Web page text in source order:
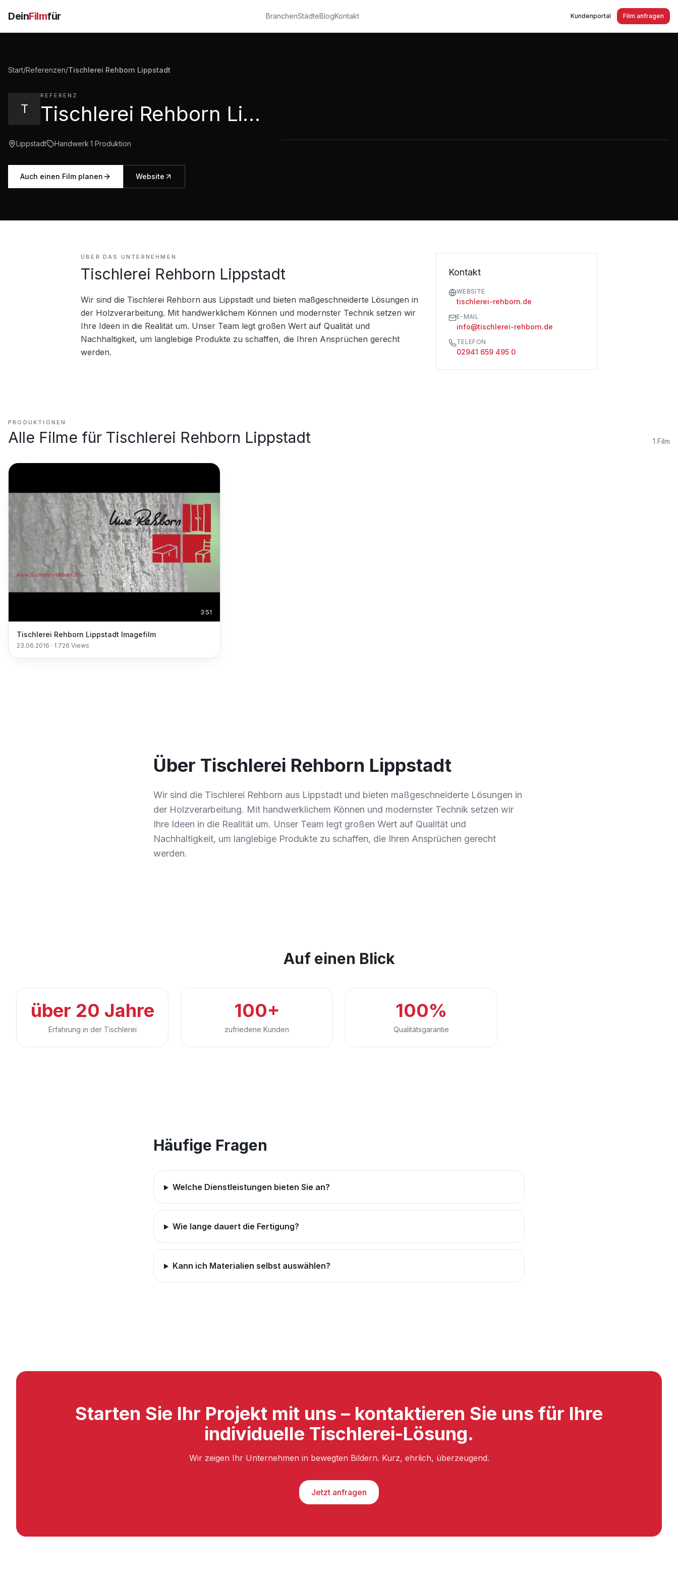
DeinFilmfür BranchenStädteBlogKontakt Kundenportal Film anfragen
Start/Referenzen/Tischlerei Rehborn Lippstadt
T
REFERENZ
Tischlerei Rehborn Lippstadt
Lippstadt Handwerk·1 Produktion
Auch einen Film planen Website
ÜBER DAS UNTERNEHMEN
Tischlerei Rehborn Lippstadt
Wir sind die Tischlerei Rehborn aus Lippstadt und bieten maßgeschneiderte Lösungen in
der Holzverarbeitung. Mit handwerklichem Können und modernster Technik setzen wir
Ihre Ideen in die Realität um. Unser Team legt großen Wert auf Qualität und
Nachhaltigkeit, um langlebige Produkte zu schaffen, die Ihren Ansprüchen gerecht
werden.
Kontakt
WEBSITE
tischlerei-rehborn.de
E-MAIL
info@tischlerei-rehborn.de
TELEFON
02941 659 495 0
PRODUKTIONEN
Alle Filme für Tischlerei Rehborn Lippstadt 1 Film
3:51
Tischlerei Rehborn Lippstadt Imagefilm
23.06.2016 · 1.726 Views
Über Tischlerei Rehborn Lippstadt
Wir sind die Tischlerei Rehborn aus Lippstadt und bieten maßgeschneiderte Lösungen in
der Holzverarbeitung. Mit handwerklichem Können und modernster Technik setzen wir
Ihre Ideen in die Realität um. Unser Team legt großen Wert auf Qualität und
Nachhaltigkeit, um langlebige Produkte zu schaffen, die Ihren Ansprüchen gerecht
werden.
Auf einen Blick
über 20 Jahre
Erfahrung in der Tischlerei
100+
zufriedene Kunden
100%
Qualitätsgarantie
Häufige Fragen
Welche Dienstleistungen bieten Sie an?
Wie lange dauert die Fertigung?
Kann ich Materialien selbst auswählen?
Starten Sie Ihr Projekt mit uns – kontaktieren Sie uns für Ihre
individuelle Tischlerei-Lösung.
Wir zeigen Ihr Unternehmen in bewegten Bildern. Kurz, ehrlich, überzeugend.
Jetzt anfragen